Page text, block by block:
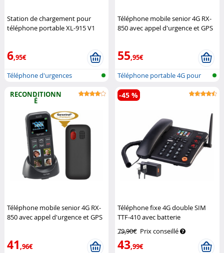
Station de chargement pour
téléphone portable XL-915 V1
6,95€
Téléphone d'urgences
Téléphone mobile senior 4G RX-
850 avec appel d'urgence et GPS
55,95€
Téléphone portable 4G pour
seniors...
RECONDITIONN
É
Téléphone mobile senior 4G RX-
850 avec appel d'urgence et GPS
41,96€
Téléphone fixe 4G double SIM
TTF-410 avec batterie
Simvalley
Communications
79,90€ Prix conseillé
43,99€
-45 %